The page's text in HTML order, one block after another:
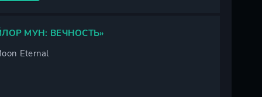
МУН: ВЕЧНОСТЬ»
Eternal